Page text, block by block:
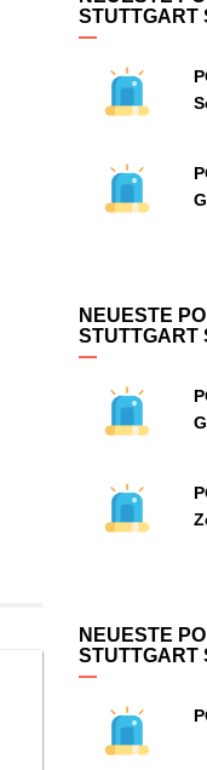
STUTTGART
NEUESTE
STUTTGART
NEUESTE
STUTTGART